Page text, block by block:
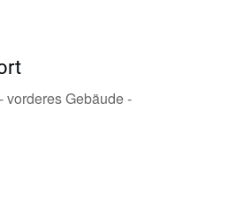
vorderes Gebäude -